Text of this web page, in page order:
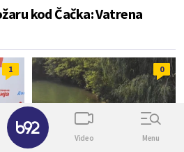
kod Čačka: Vatrena
1 0
Video Menu
✕